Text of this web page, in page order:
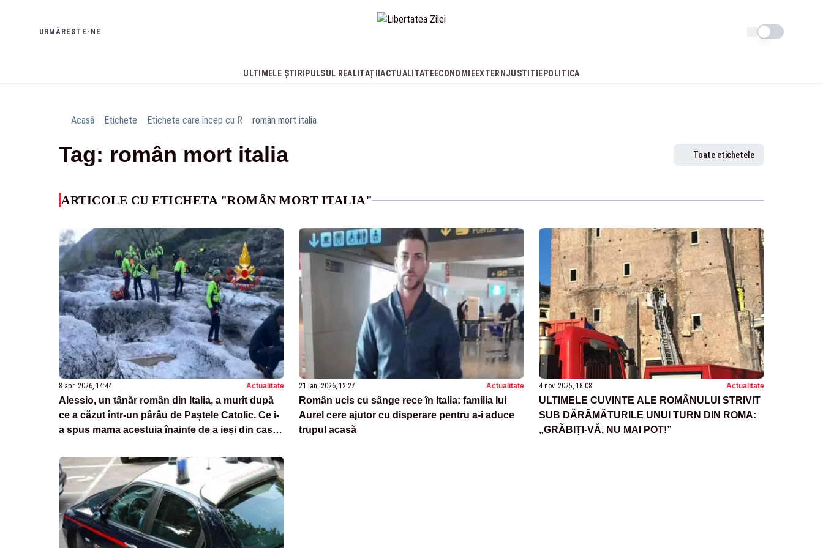
URMĂREȘTE-NE Schimba tema
ULTIMELE ȘTIRI PULSUL REALITAȚIIACTUALITATEECONOMIEEXTERN JUSTITIE POLITICA
Acasă Etichete Etichete care încep cu R român mort italia
Tag: român mort italia Toate etichetele
ARTICOLE CU ETICHETA "ROMÂN MORT ITALIA"
8 apr. 2026, 14:44 Actualitate
Alessio, un tânăr român din Italia, a murit după
ce a căzut într-un pârâu de Paștele Catolic. Ce i-
a spus mama acestuia înainte de a ieși din casă:
21 ian. 2026, 12:27 Actualitate
Român ucis cu sânge rece în Italia: familia lui
Aurel cere ajutor cu disperare pentru a-i aduce
trupul acasă
4 nov. 2025, 18:08 Actualitate
ULTIMELE CUVINTE ALE ROMÂNULUI STRIVIT
SUB DĂRÂMĂTURILE UNUI TURN DIN ROMA:
„GRĂBIȚI-VĂ, NU MAI POT!”